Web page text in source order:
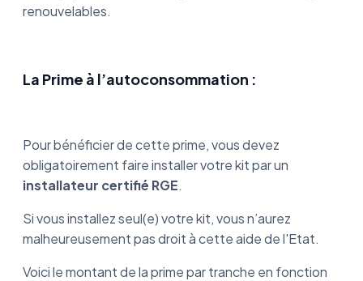
renouvelables.
La Prime à l’autoconsommation :
Pour bénéficier de cette prime, vous devez
obligatoirement faire installer votre kit par un
installateur certifié RGE.
Si vous installez seul(e) votre kit, vous n’aurez
malheureusement pas droit à cette aide de l'Etat.
Voici le montant de la prime par tranche en fonction